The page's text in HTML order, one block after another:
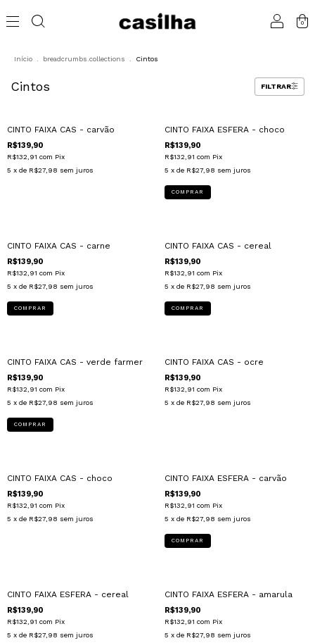
0
Início breadcrumbs.collections Cintos
Cintos FILTRAR
CINTO FAIXA CAS - carvão
R$139,90
R$132,91 com Pix
5 x de R$27,98 sem juros
CINTO FAIXA ESFERA - choco
R$139,90
R$132,91 com Pix
5 x de R$27,98 sem juros
CINTO FAIXA CAS - carne
R$139,90
R$132,91 com Pix
5 x de R$27,98 sem juros
CINTO FAIXA CAS - cereal
R$139,90
R$132,91 com Pix
5 x de R$27,98 sem juros
CINTO FAIXA CAS - verde farmer
R$139,90
R$132,91 com Pix
5 x de R$27,98 sem juros
CINTO FAIXA CAS - ocre
R$139,90
R$132,91 com Pix
5 x de R$27,98 sem juros
CINTO FAIXA CAS - choco
R$139,90
R$132,91 com Pix
5 x de R$27,98 sem juros
CINTO FAIXA ESFERA - carvão
R$139,90
R$132,91 com Pix
5 x de R$27,98 sem juros
CINTO FAIXA ESFERA - cereal
R$139,90
R$132,91 com Pix
5 x de R$27,98 sem juros
CINTO FAIXA ESFERA - amarula
R$139,90
R$132,91 com Pix
5 x de R$27,98 sem juros